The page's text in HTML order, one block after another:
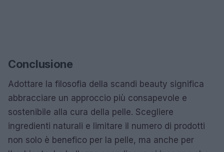
Conclusione
Adottare la filosofia della scandi beauty significa
abbracciare un approccio più consapevole e
sostenibile alla cura della pelle. Scegliere
ingredienti naturali e limitare il numero di prodotti
non solo è benefico per la pelle, ma anche per